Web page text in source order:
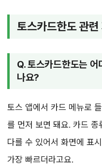
토스카드한도 관
Q. 토스카드한도는
나요?
토스 앱에서 카드 메뉴로
를 먼저 보면 돼요. 카드 종
다를 수 있어서 화면에 표
가장 빠르더라고요.